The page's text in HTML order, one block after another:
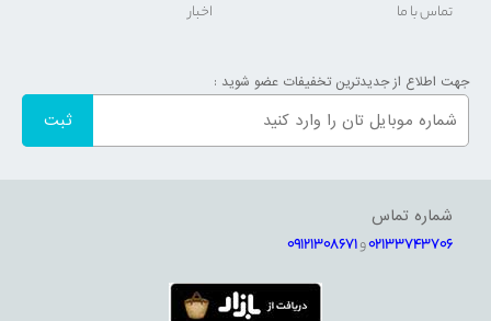
تماس با ما
اخبار
جهت اطلاع از جدیدترین تخفیفات عضو شوید :
شماره تماس
02133743706و09121308671